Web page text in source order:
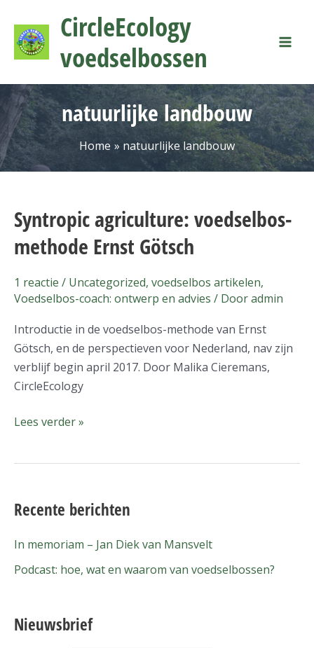
naar
CircleEcology
voedselbossen
natuurlijke landbouw
Home natuurlijke landbouw
Syntropic agriculture: voedselbos-
methode Ernst Götsch
1 reactie / Uncategorized, voedselbos artikelen,
Voedselbos-coach: ontwerp en advies / Dooradmin
Introductie in de voedselbos-methode van Ernst
Götsch, en de perspectieven voor Nederland, nav zijn
verblijf begin april 2017. Door Malika Cieremans,
CircleEcology
Syntropic
agriculture:
voedselbos-
Ernst
Lees verder »
Recente berichten
In memoriam – Jan Diek van Mansvelt
Podcast: hoe, wat en waarom van voedselbossen?
Nieuwsbrief